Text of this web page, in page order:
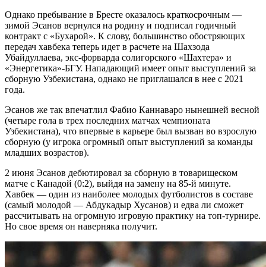
Однако пребывание в Бресте оказалось краткосрочным —
зимой Эсанов вернулся на родину и подписал годичный
контракт с «Бухарой». К слову, большинство обостряющих
передач хавбека теперь идет в расчете на Шахзода
Убайдуллаева, экс-форварда солигорского «Шахтера» и
«Энергетика»-БГУ. Нападающий имеет опыт выступлений за
сборную Узбекистана, однако не приглашался в нее с 2021
года.
Эсанов же так впечатлил Фабио Каннаваро нынешней весной
(четыре гола в трех последних матчах чемпионата
Узбекистана), что впервые в карьере был вызван во взрослую
сборную (у игрока огромный опыт выступлений за команды
младших возрастов).
2 июня Эсанов дебютировал за сборную в товарищеском
матче с Канадой (0:2), выйдя на замену на 85-й минуте.
Хавбек — один из наиболее молодых футболистов в составе
(самый молодой — Абдукадыр Хусанов) и едва ли сможет
рассчитывать на огромную игровую практику на топ-турнире.
Но свое время он наверняка получит.